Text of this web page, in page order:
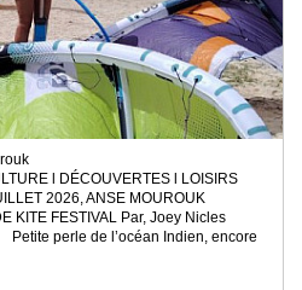
l DÉCOUVERTES l LOISIRS
2026, ANSE MOUROUK
KITE FESTIVAL Par, Joey Nicles
perle de l’océan Indien, encore